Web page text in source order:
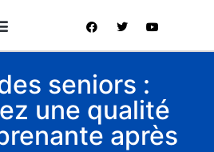
seniors :
une qualité
après